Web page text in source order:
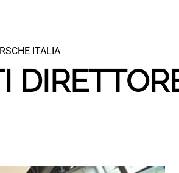
ITALIA